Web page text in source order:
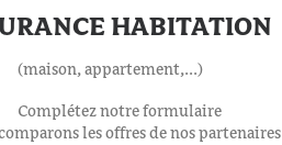
HABITATION
(maison, appartement,...)
Complétez notre formulaire
les offres de nos partenaires